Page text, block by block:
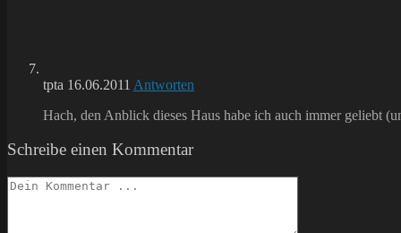
tpta 16.06.2011 Antworten
Hach, den Anblick dieses Haus habe ich auch immer geliebt
Schreibe einen Kommentar
Kommentieren